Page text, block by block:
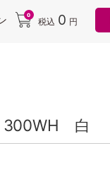
0
税込 0 円
300WH 白